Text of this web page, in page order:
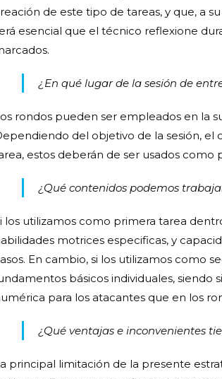
de este tipo de tareas, y que, a
esencial que el técnico reflexione
¿En qué lugar de la sesión de
rondos pueden ser empleados en la
del objetivo de la sesión, el
estos deberán de ser usados como
¿Qué contenidos podemos
los utilizamos como primera tarea
motrices especificas, y
En cambio, si los utilizamos como
básicos individuales, siendo
para los atacantes que en los
¿Qué ventajas e inconvenientes
principal limitación de la presente